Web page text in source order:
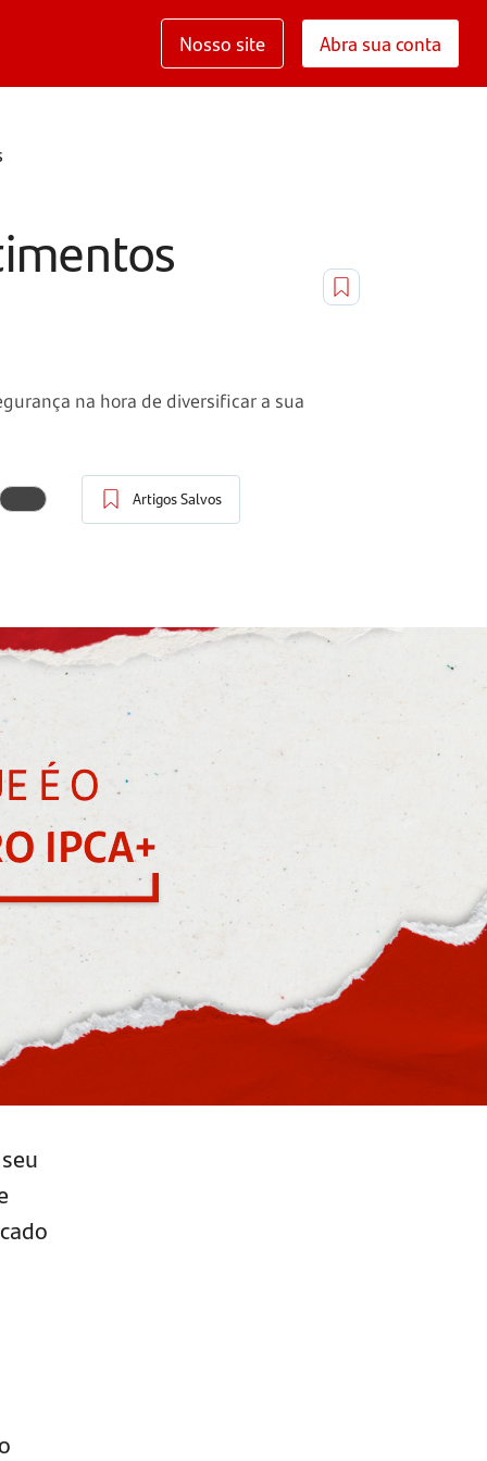
Nosso site Abra sua conta
na hora de diversificar a sua
Artigos Salvos